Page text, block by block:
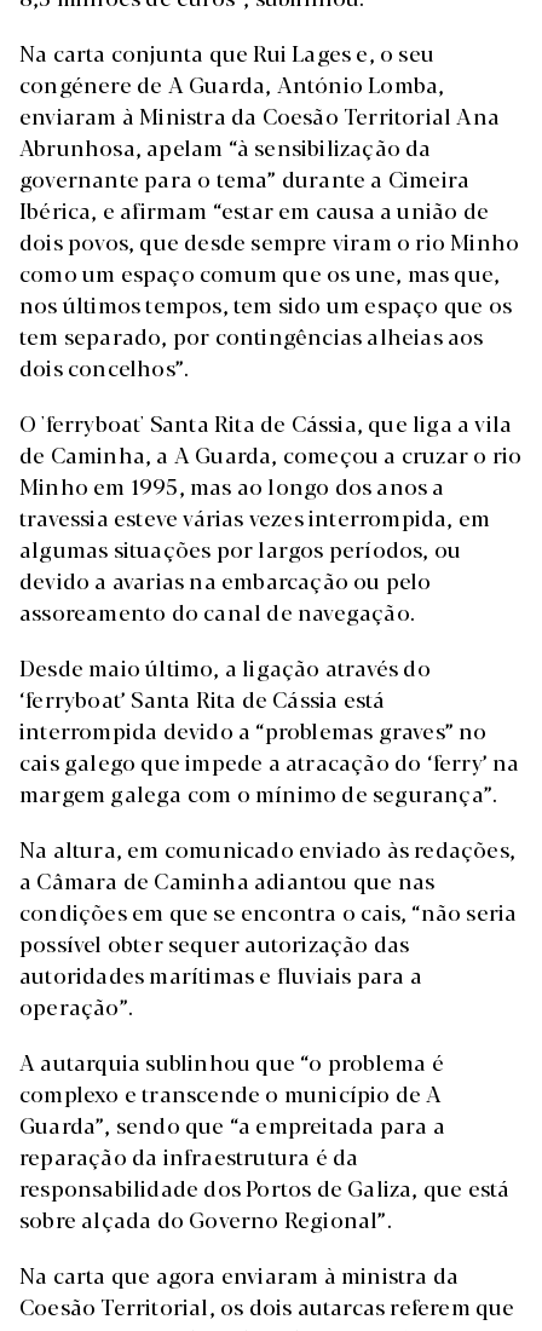
Na carta conjunta que Rui Lages e, o seu
congénere de A Guarda, António Lomba,
enviaram à Ministra da Coesão Territorial Ana
Abrunhosa, apelam “à sensibilização da
governante para o tema” durante a Cimeira
Ibérica, e afirmam “estar em causa a união de
dois povos, que desde sempre viram o rio Minho
como um espaço comum que os une, mas que,
nos últimos tempos, tem sido um espaço que os
tem separado, por contingências alheias aos
dois concelhos”.
O 'ferryboat' Santa Rita de Cássia, que liga a vila
de Caminha, a A Guarda, começou a cruzar o rio
Minho em 1995, mas ao longo dos anos a
travessia esteve várias vezes interrompida, em
algumas situações por largos períodos, ou
devido a avarias na embarcação ou pelo
assoreamento do canal de navegação.
Desde maio último, a ligação através do
‘ferryboat’ Santa Rita de Cássia está
interrompida devido a “problemas graves” no
cais galego que impede a atracação do ‘ferry’ na
margem galega com o mínimo de segurança”.
Na altura, em comunicado enviado às redações,
a Câmara de Caminha adiantou que nas
condições em que se encontra o cais, “não seria
possível obter sequer autorização das
autoridades marítimas e fluviais para a
operação”.
A autarquia sublinhou que “o problema é
complexo e transcende o município de A
Guarda”, sendo que “a empreitada para a
reparação da infraestrutura é da
responsabilidade dos Portos de Galiza, que está
sobre alçada do Governo Regional”.
Na carta que agora enviaram à ministra da
Coesão Territorial, os dois autarcas referem que